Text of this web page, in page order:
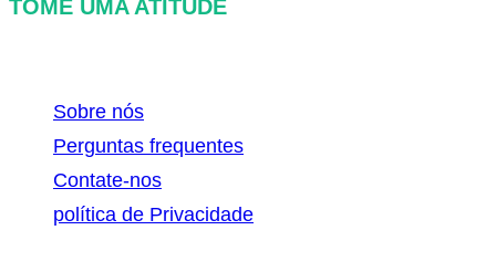
TOME UMA ATITUDE
Sobre nós
Perguntas frequentes
Contate-nos
política de Privacidade